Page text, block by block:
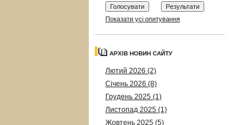
Показати усі опитування
АРХІВ НОВИН САЙТУ
Лютий 2026 (2)
Січень 2026 (8)
Грудень 2025 (1)
Листопад 2025 (1)
Жовтень 2025 (5)